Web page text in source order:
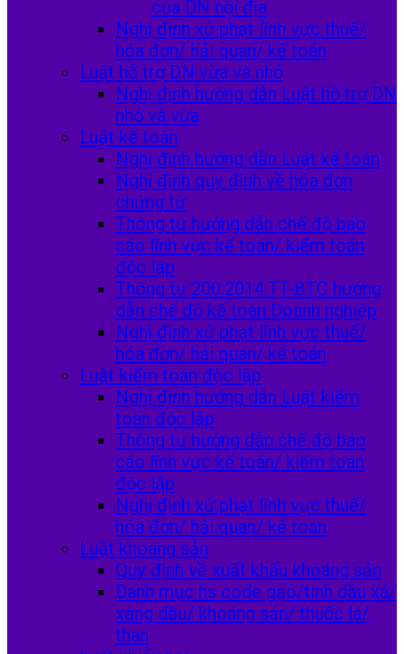
của DN nội địa
Nghị định xử phạt lĩnh vực thuế/
hóa đơn/ hải quan/ kế toán
Luật hỗ trợ DN vừa và nhỏ
Nghị định hướng dẫn Luật hỗ trợ DN
nhỏ và vừa
Luật kế toán
Nghị định hướng dẫn Luật kế toán
Nghị định quy định về hóa đơn
chứng từ
Thông tư hướng dẫn chế độ báo
cáo lĩnh vực kế toán/ kiểm toán
độc lập
Thông tư 200.2014.TT-BTC hướng
dẫn chế độ kế toán Doanh nghiệp
Nghị định xử phạt lĩnh vực thuế/
hóa đơn/ hải quan/ kế toán
Luật kiểm toán độc lập
Nghị định hướng dẫn Luật kiểm
toán độc lập
Thông tư hướng dẫn chế độ báo
cáo lĩnh vực kế toán/ kiểm toán
độc lập
Nghị định xử phạt lĩnh vực thuế/
hóa đơn/ hải quan/ kế toán
Luật khoáng sản
Quy định về xuất khẩu khoáng sản
Danh mục hs code gạo/tinh dầu xá/
xăng dầu/ khoáng sản/ thuốc lá/
than